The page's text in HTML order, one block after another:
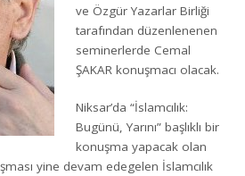
ve Özgür Yazarlar Birliği
tarafından düzenlenenen
seminerlerde Cemal
ŞAKAR konuşmacı olacak.
Niksar’da “İslamcılık:
Bugünü, Yarını” başlıklı bir
konuşma yapacak olan
yine devam edegelen İslamcılık